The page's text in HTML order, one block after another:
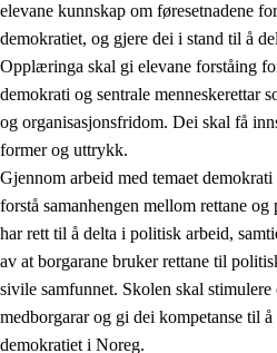
2. Prinsipp for læring,
2.1 Sosial læring og utvikling
2.2 Kompetanse i faga
2.3 Grunnleggjande
elevane kunnskap om føresetnadene
demokratiet, og gjere dei i stand til å
Opplæringa skal gi elevane forståing
demokrati og sentrale menneskerettar
og organisasjonsfridom. Dei skal få
former og uttrykk.
Gjennom arbeid med temaet
forstå samanhengen mellom rettane
har rett til å delta i politisk arbeid,
av at borgarane bruker rettane til
sivile samfunnet. Skolen skal
medborgarar og gi dei kompetanse til
demokratiet i Noreg.